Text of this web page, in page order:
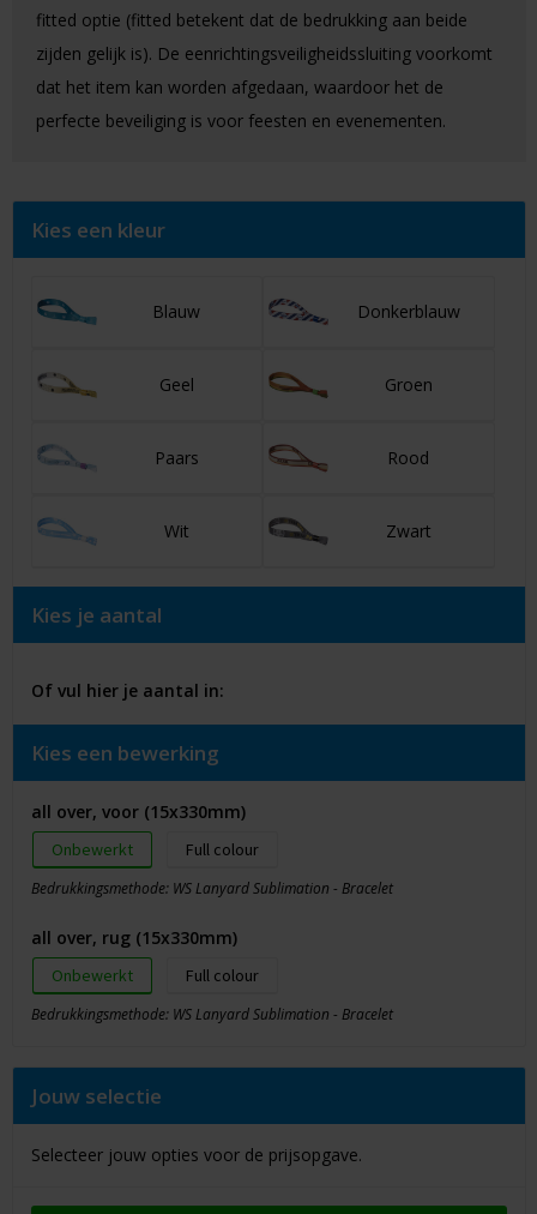
fitted optie (fitted betekent dat de bedrukking aan beide
zijden gelijk is). De eenrichtingsveiligheidssluiting voorkomt
dat het item kan worden afgedaan, waardoor het de
perfecte beveiliging is voor feesten en evenementen.
Kies een kleur
Blauw Donkerblauw
Geel Groen
Paars Rood
Wit Zwart
Kies je aantal
Of vul hier je aantal in:
Kies een bewerking
all over, voor (15x330mm)
Onbewerkt Full colour
Bedrukkingsmethode: WS Lanyard Sublimation - Bracelet
all over, rug (15x330mm)
Onbewerkt Full colour
Bedrukkingsmethode: WS Lanyard Sublimation - Bracelet
Jouw selectie
Selecteer jouw opties voor de prijsopgave.